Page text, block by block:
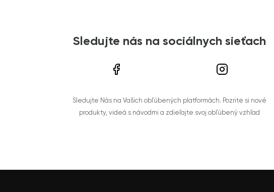
Sledujte nás na sociálnych sieťach
Sledujte Nás na Vašich obľúbených platformách. Pozrite si nové
produkty, videá s návodmi a zdieľajte svoj obľúbený vzhľad